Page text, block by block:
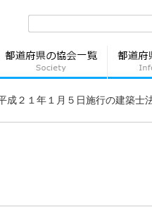
成２１年１月５日施行の建築士